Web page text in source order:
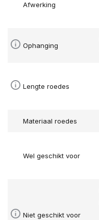
Afwerking
Ophanging
Lengte roedes
Materiaal roedes
Wel geschikt voor
Niet geschikt voor